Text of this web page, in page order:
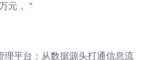
元 。”
理平台：从数据源头打通信息流